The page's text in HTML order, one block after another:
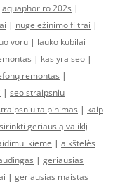
aquaphor ro 202s |
| nugeležinimo filtrai |
voru | lauko kubilai
| kas yra seo |
remontas |
| seo straipsniu
talpinimas | kaip
geriausią valiklį
kieme | aikštelės
| geriausias
| geriausias maistas